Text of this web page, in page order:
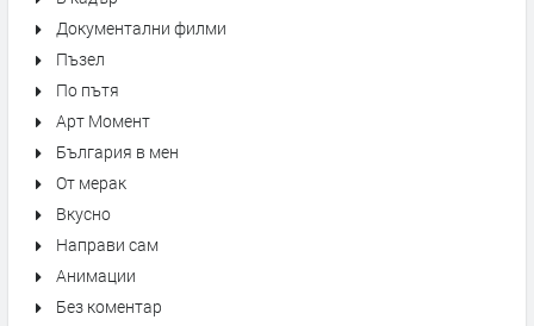
Документални филми
Пъзел
По пътя
Арт Момент
България в мен
От мерак
Вкусно
Направи сам
Анимации
Без коментар